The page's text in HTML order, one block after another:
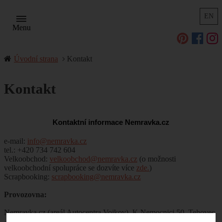
EN
Menu
Úvodní strana Kontakt
Kontakt
Kontaktní informace Nemravka.cz
e-mail: info@nemravka.cz
tel.: +420 734 742 604
Velkoobchod: velkoobchod@nemravka.cz (o možnosti
velkoobchodní spolupráce se dozvíte více zde.)
Scrapbooking: scrapbooking@nemravka.cz
Provozovna:
Nemravka.cz (areál Autocentra Vojkov), K Nemocnici 50, Tehovec